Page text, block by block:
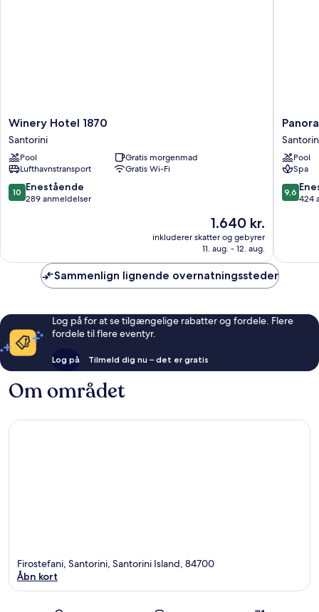
Winery
Hotel
1870
Santorini
Winery Hotel 1870
Santorini
Pool
Gratis morgenmad
Lufthavnstransport
Gratis Wi-Fi
10.0
ud
anmeldelser
10 Enestående
289 anmeldelser
Prisen
er
1.640 kr.
1.640 kr.
inkluderer skatter og gebyrer
11. aug. - 12. aug.
Hotel-
Adults
only
Pool
Spa
9.6
ud
9,6
424
Sammenlign lignende overnatningssteder
Log på for at se tilgængelige rabatter og fordele. Flere
fordele til flere eventyr.
Log på Tilmeld dig nu – det er gratis
Om området
Firostefani, Santorini, Santorini Island, 84700
Åbn kort